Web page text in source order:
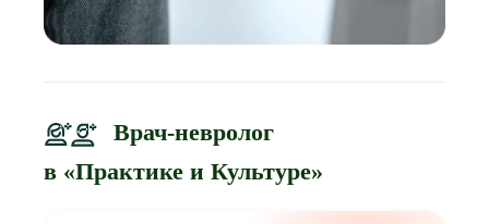
Врач-невролог
в «Практике и Культуре»